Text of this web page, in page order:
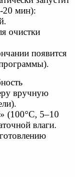
20 мин):
очистки
появится
вручную
(100°C, 5–10
влаги.